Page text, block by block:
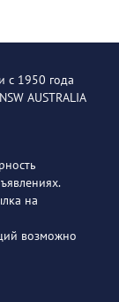
с 1950 года
AUSTRALIA
на
возможно